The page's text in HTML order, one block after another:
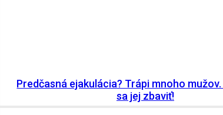
Predčasná ejakulácia? Trápi mnoho
sa jej zbaviť!